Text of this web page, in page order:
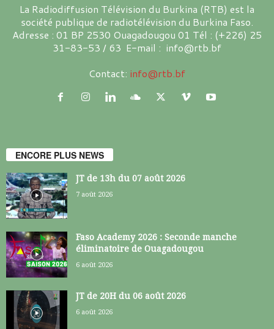
La Radiodiffusion Télévision du Burkina (RTB) est la
société publique de radiotélévision du Burkina Faso.
Adresse : 01 BP 2530 Ouagadougou 01 Tél : (+226) 25
31-83-53 / 63 E-mail : info@rtb.bf
Contact: info@rtb.bf
ENCORE PLUS NEWS
JT de 13h du 07 août 2026
7 août 2026
Faso Academy 2026 : Seconde manche
éliminatoire de Ouagadougou
6 août 2026
JT de 20H du 06 août 2026
6 août 2026